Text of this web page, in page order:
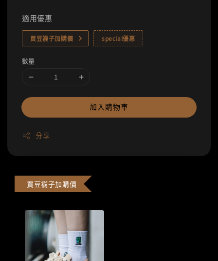
適用優惠
買豆襪子加購價 special優惠
數量
加入購物車
分享
買豆襪子加購價